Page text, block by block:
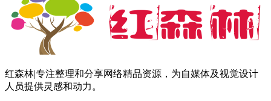
红森林|专注整理和分享网络精品资源，为自媒体及视觉设计
人员提供灵感和动力。